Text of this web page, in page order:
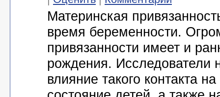
Материнская
время беременности.
привязанности имеет и
рождения. Исследователи
влияние такого контакта